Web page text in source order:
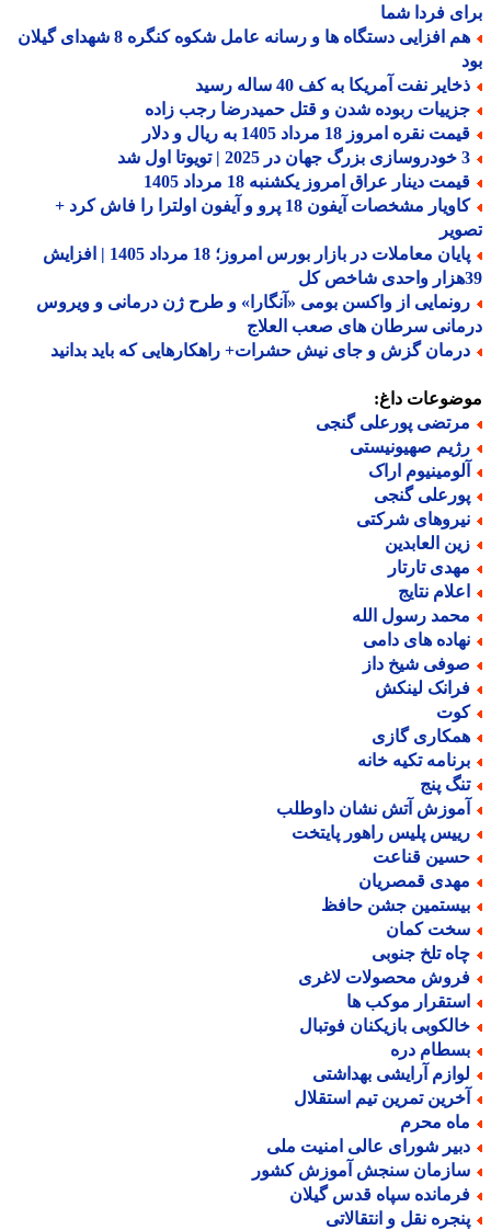
فردا شما
هم افزایی دستگاه ها و رسانه عامل شکوه کنگره 8 شهدای گیلان
نفت آمریکا به کف 40 ساله رسید
ربوده شدن و قتل حمیدرضا رجب زاده
نقره امروز 18 مرداد 1405 به ریال و دلار
دینار عراق امروز یکشنبه 18 مرداد 1405
کاویار مشخصات آیفون 18 پرو و آیفون اولترا را فاش کرد +
پایان معاملات در بازار بورس امروز؛ 18 مرداد 1405 | افزایش
از واکسن بومی «آنگارا» و طرح ژن درمانی و ویروس
سرطان های صعب العلاج
گزش و جای نیش حشرات+ راهکارهایی که باید بدانید
داغ:
پورعلی گنجی
صهیونیستی
اراک
گنجی
شرکتی
العابدین
تارتار
نتایج
رسول الله
های دامی
شیخ داز
لینکش
گازی
تکیه خانه
پنج
آتش نشان داوطلب
پلیس راهور پایتخت
قناعت
قمصریان
جشن حافظ
کمان
تلخ جنوبی
محصولات لاغری
موکب ها
بازیکنان فوتبال
دره
آرایشی بهداشتی
تمرین تیم استقلال
محرم
شورای عالی امنیت ملی
سنجش آموزش کشور
سپاه قدس گیلان
نقل و انتقالاتی